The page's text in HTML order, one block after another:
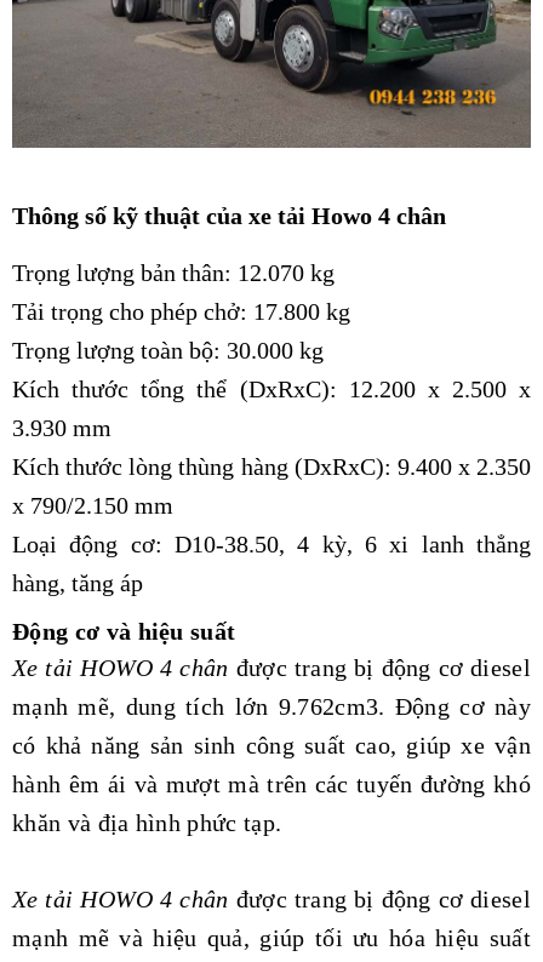
Thông số kỹ thuật của xe tải Howo 4 chân
Trọng lượng bản thân: 12.070 kg
Tải trọng cho phép chở: 17.800 kg
Trọng lượng toàn bộ: 30.000 kg
Kích thước tổng thể (DxRxC): 12.200 x 2.500 x
3.930 mm
Kích thước lòng thùng hàng (DxRxC): 9.400 x 2.350
x 790/2.150 mm
Loại động cơ: D10-38.50, 4 kỳ, 6 xi lanh thẳng
hàng, tăng áp
Động cơ và hiệu suất
Xe tải HOWO 4 chân được trang bị động cơ diesel
mạnh mẽ, dung tích lớn 9.762cm3. Động cơ này
có khả năng sản sinh công suất cao, giúp xe vận
hành êm ái và mượt mà trên các tuyến đường khó
khăn và địa hình phức tạp.
Xe tải HOWO 4 chân được trang bị động cơ diesel
mạnh mẽ và hiệu quả, giúp tối ưu hóa hiệu suất